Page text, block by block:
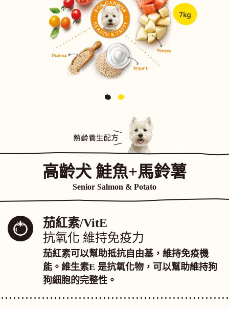
高齡犬 鮭魚+馬鈴薯
Senior Salmon & Potato
茄紅素/VitE
抗氧化 維持免疫力
茄紅素可以幫助抵抗自由基，維持免疫機
能。維生素E 是抗氧化物，可以幫助維持狗
狗細胞的完整性。